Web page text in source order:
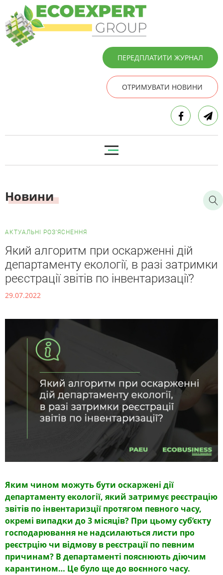
ПЕРЕДПЛАТИТИ ЖУРНАЛ
ОТРИМУВАТИ НОВИНИ
Новини
АКТУАЛЬНІ РОЗ’ЯСНЕННЯ
Який алгоритм при оскарженні дій
департаменту екології, в разі затримки
реєстрації звітів по інвентаризації?
29.07.2022
Яким чином можуть бути оскаржені дії
департаменту екології, який затримує реєстрацію
звітів по інвентаризції протягом певного часу,
окремі випадки до 3 місяців? При цьому суб’єкту
господарювання не надсилаються листи про
реєстрцію чи відмову в реєстрації по певним
причинам? В департаменті пояснюють діючим
карантином… Це було ще до воєнного часу.